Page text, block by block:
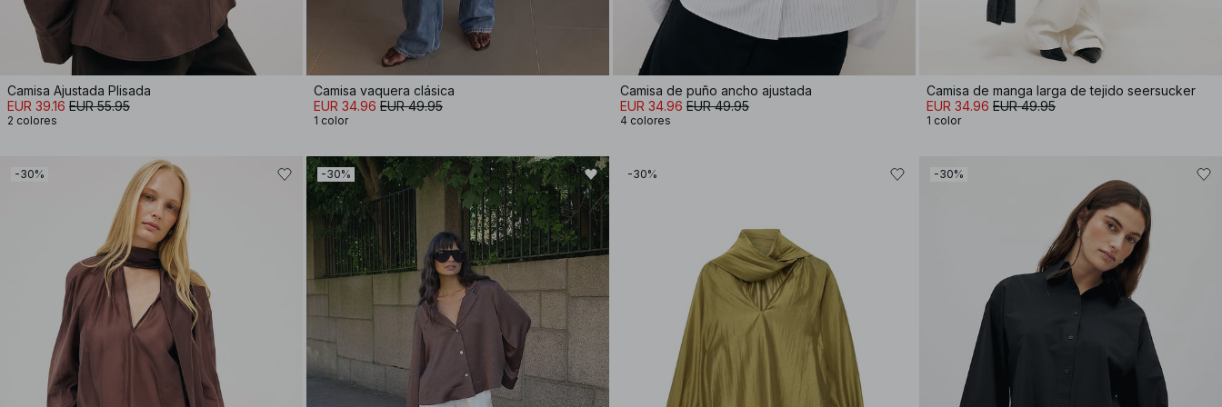
Camisa Ajustada Plisada
EUR 39.16 EUR 55.95
2 colores
Camisa vaquera clásica
EUR 34.96 EUR 49.95
1 color
Camisa de puño ancho ajustada
EUR 34.96 EUR 49.95
4 colores
Camisa de manga larga de tejido seersucker
EUR 34.96 EUR 49.95
1 color
-30% -30% -30% -30%